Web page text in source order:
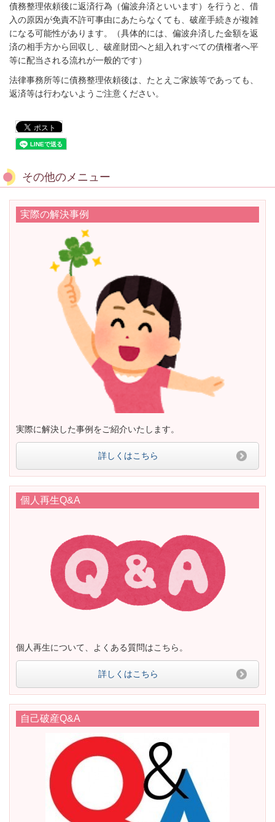
債務整理依頼後に返済行為（偏波弁済といいます）を行うと、借
入の原因が免責不許可事由にあたらなくても、破産手続きが複雑
になる可能性があります。（具体的には、偏波弁済した金額を返
済の相手方から回収し、破産財団へと組入れすべての債権者へ平
等に配当される流れが一般的です）
法律事務所等に債務整理依頼後は、たとえご家族等であっても、
返済等は行わないようご注意ください。
その他のメニュー
実際の解決事例
実際に解決した事例をご紹介いたします。
詳しくはこちら
個人再生Q&A
個人再生について、よくある質問はこちら。
詳しくはこちら
自己破産Q&A